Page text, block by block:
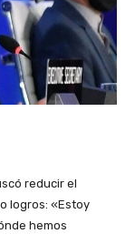
reducir el
logros: «Estoy
hemos